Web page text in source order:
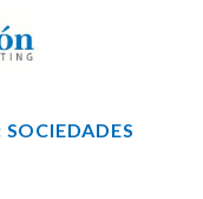
SOCIEDADES